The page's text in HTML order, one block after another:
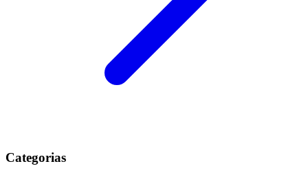
Categorias